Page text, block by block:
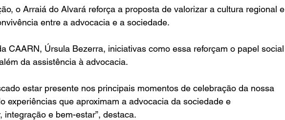
o Arraiá do Alvará reforça a proposta de valorizar a cultura regional e
entre a advocacia e a sociedade.
CAARN, Úrsula Bezerra, iniciativas como essa reforçam o papel social
da assistência à advocacia.
estar presente nos principais momentos de celebração da nossa
experiências que aproximam a advocacia da sociedade e
integração e bem-estar”, destaca.